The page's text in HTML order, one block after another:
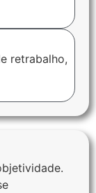
retrabalho,